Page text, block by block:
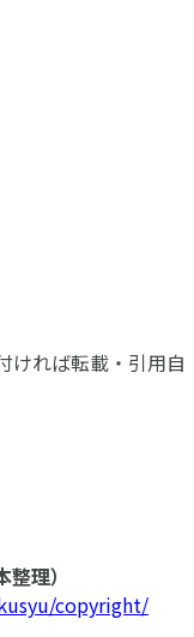
ければ転載・引用自
理）
copyright/